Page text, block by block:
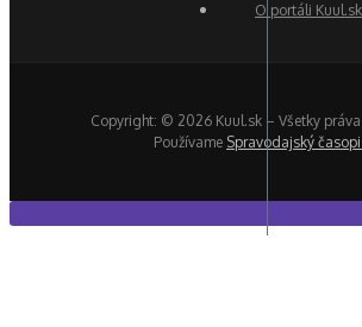
O portáli Kuul.sk
Copyright: © 2026 Kuul.sk – Všetky práva
Používame Spravodajský